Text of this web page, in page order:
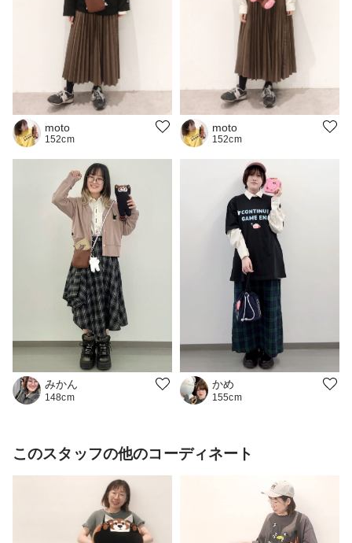
moto
152cm
moto
152cm
みかん
148cm
かめ
155cm
このスタッフの他のコーディネート